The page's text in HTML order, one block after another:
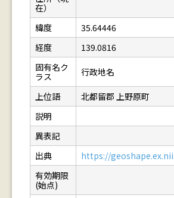
在）
緯度
35.64446
経度
139.0816
固有名ク
ラス
行政地名
上位語
北都留郡 上野原町
説明
異表記
出典
https://
有効期限
(始点)